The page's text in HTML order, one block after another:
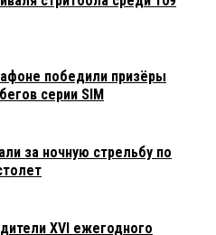
победили призёры
серии SIM
за ночную стрельбу по
XVI ежегодного